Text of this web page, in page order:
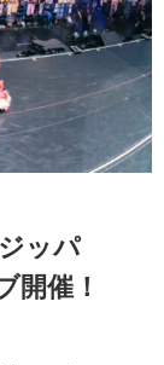
ッパ
開催！